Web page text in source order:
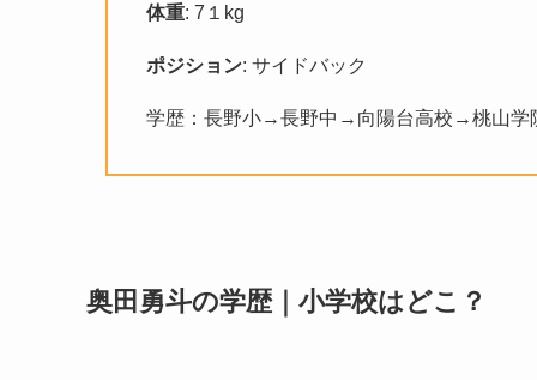
体重: 7１kg
ポジション: サイドバック
学歴：長野小→長野中→向陽台高校→桃山学
奥田勇斗の学歴｜小学校はどこ？